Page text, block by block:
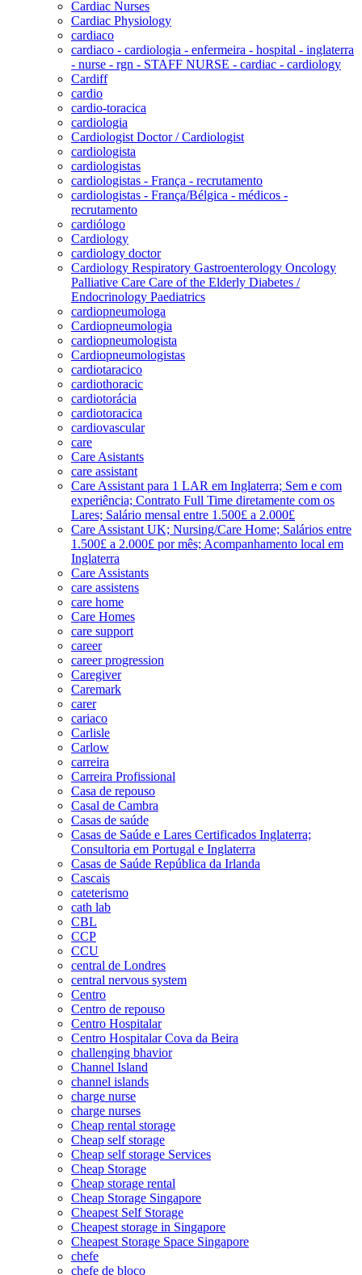
Cardiac Nurses
Cardiac Physiology
cardiaco
cardiaco - cardiologia - enfermeira - hospital - inglaterra
- nurse - rgn - STAFF NURSE - cardiac - cardiology
Cardiff
cardio
cardio-toracica
cardiologia
Cardiologist Doctor / Cardiologist
cardiologista
cardiologistas
cardiologistas - França - recrutamento
cardiologistas - França/Bélgica - médicos -
recrutamento
cardiólogo
Cardiology
cardiology doctor
Cardiology Respiratory Gastroenterology Oncology
Palliative Care Care of the Elderly Diabetes /
Endocrinology Paediatrics
cardiopneumologa
Cardiopneumologia
cardiopneumologista
Cardiopneumologistas
cardiotaracico
cardiothoracic
cardiotorácia
cardiotoracica
cardiovascular
care
Care Asistants
care assistant
Care Assistant para 1 LAR em Inglaterra; Sem e com
experiência; Contrato Full Time diretamente com os
Lares; Salário mensal entre 1.500£ a 2.000£
Care Assistant UK; Nursing/Care Home; Salários entre
1.500£ a 2.000£ por mês; Acompanhamento local em
Inglaterra
Care Assistants
care assistens
care home
Care Homes
care support
career
career progression
Caregiver
Caremark
carer
cariaco
Carlisle
Carlow
carreira
Carreira Profissional
Casa de repouso
Casal de Cambra
Casas de saúde
Casas de Saúde e Lares Certificados Inglaterra;
Consultoria em Portugal e Inglaterra
Casas de Saúde República da Irlanda
Cascais
cateterismo
cath lab
CBL
CCP
CCU
central de Londres
central nervous system
Centro
Centro de repouso
Centro Hospitalar
Centro Hospitalar Cova da Beira
challenging bhavior
Channel Island
channel islands
charge nurse
charge nurses
Cheap rental storage
Cheap self storage
Cheap self storage Services
Cheap Storage
Cheap storage rental
Cheap Storage Singapore
Cheapest Self Storage
Cheapest storage in Singapore
Cheapest Storage Space Singapore
chefe
chefe de bloco